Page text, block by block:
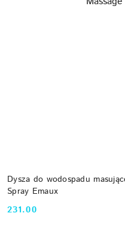
Dysza do wodospadu
Spray Emaux
Cena:
231.00